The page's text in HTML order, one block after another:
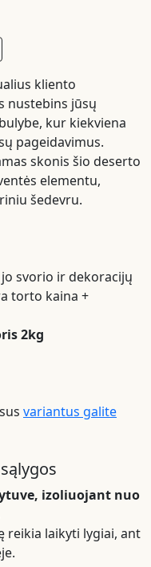
kliento
nustebins jūsų
kur kiekviena
pageidavimus.
skonis šio deserto
elementu,
šedevru.
svorio ir dekoracijų
torto kaina +
2kg
variantus galite
izoliuojant nuo
reikia laikyti lygiai, ant